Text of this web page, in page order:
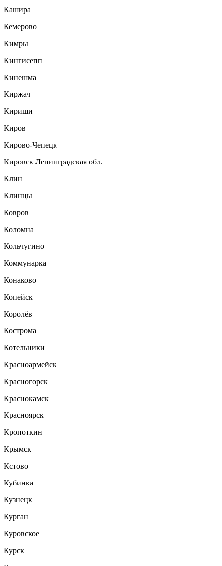
Кашира
Кемерово
Кимры
Кингисепп
Кинешма
Киржач
Кириши
Киров
Кирово-Чепецк
Кировск Ленинградская обл.
Клин
Клинцы
Ковров
Коломна
Кольчугино
Коммунарка
Конаково
Копейск
Королёв
Кострома
Котельники
Красноармейск
Красногорск
Краснокамск
Красноярск
Кропоткин
Крымск
Кстово
Кубинка
Кузнецк
Курган
Куровское
Курск